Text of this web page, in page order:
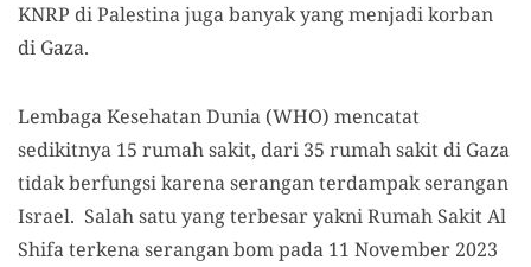
KNRP di Palestina juga banyak yang menjadi korban
di Gaza.
Lembaga Kesehatan Dunia (WHO) mencatat
sedikitnya 15 rumah sakit, dari 35 rumah sakit di Gaza
tidak berfungsi karena serangan terdampak serangan
Israel. Salah satu yang terbesar yakni Rumah Sakit Al
Shifa terkena serangan bom pada 11 November 2023